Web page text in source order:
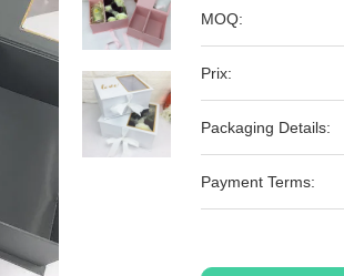
MOQ:
Prix:
Packaging Details:
Payment Terms: